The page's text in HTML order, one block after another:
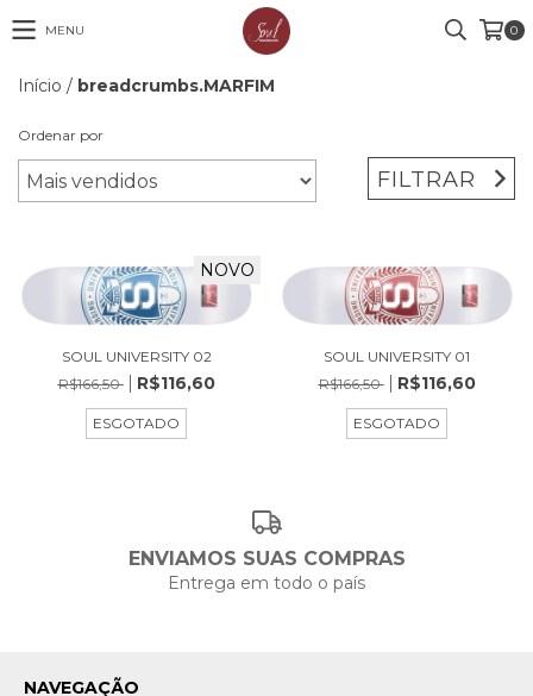
MENU 0
Início / breadcrumbs.MARFIM
Ordenar por
FILTRAR
NOVO
SOUL UNIVERSITY 02
R$166,50
R$116,60
ESGOTADO
SOUL UNIVERSITY 01
R$166,50
R$116,60
ESGOTADO
ENVIAMOS SUAS COMPRAS
Entrega em todo o país
NAVEGAÇÃO